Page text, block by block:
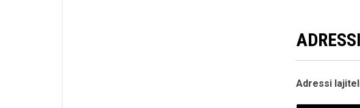
Adressi